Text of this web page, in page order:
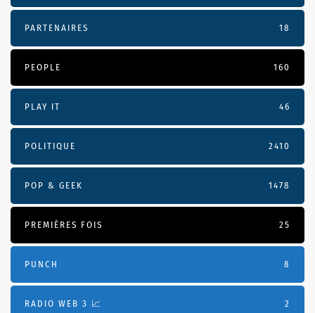
PARTENAIRES 18
PEOPLE 160
PLAY IT 46
POLITIQUE 2410
POP & GEEK 1478
PREMIÈRES FOIS 25
PUNCH 8
RADIO WEB 3 📈 2